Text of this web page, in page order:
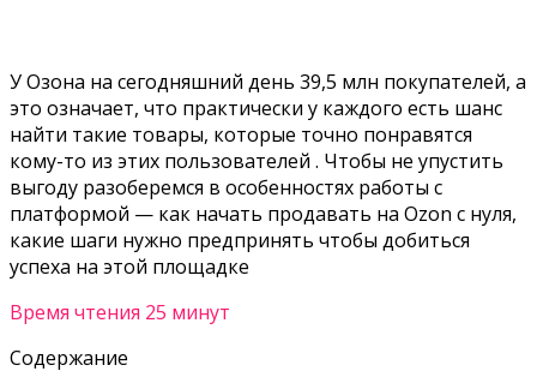
У Озона на сегодняшний день 39,5 млн покупателей, а
это означает, что практически у каждого есть шанс
найти такие товары, которые точно понравятся
кому-то из этих пользователей . Чтобы не упустить
выгоду разоберемся в особенностях работы с
платформой — как начать продавать на Ozon с нуля,
какие шаги нужно предпринять чтобы добиться
успеха на этой площадке
Время чтения 25 минут
Содержание